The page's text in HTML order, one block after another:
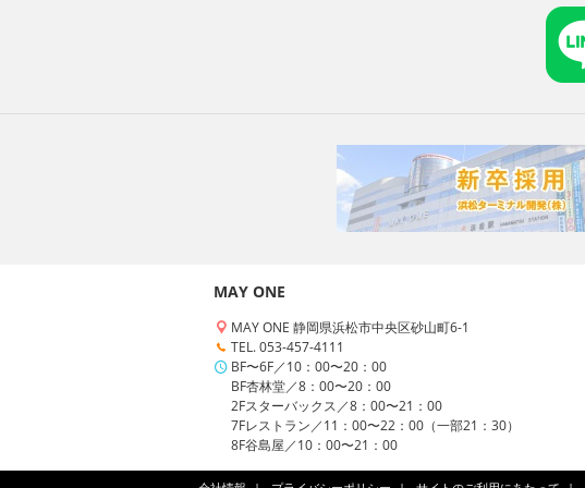
MAY ONE
MAY ONE 静岡県浜松市中央区砂山町6-1
TEL. 053-457-4111
BF〜6F／10：00〜20：00
BF杏林堂／8：00〜20：00
2Fスターバックス／8：00〜21：00
7Fレストラン／11：00〜22：00（一部21：30）
8F谷島屋／10：00〜21：00